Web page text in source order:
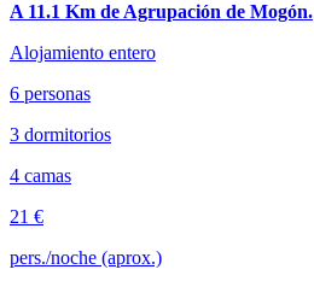
A 11.1 Km de Agrupación de Mogón.
Alojamiento entero
6 personas
3 dormitorios
4 camas
21 €
pers./noche (aprox.)